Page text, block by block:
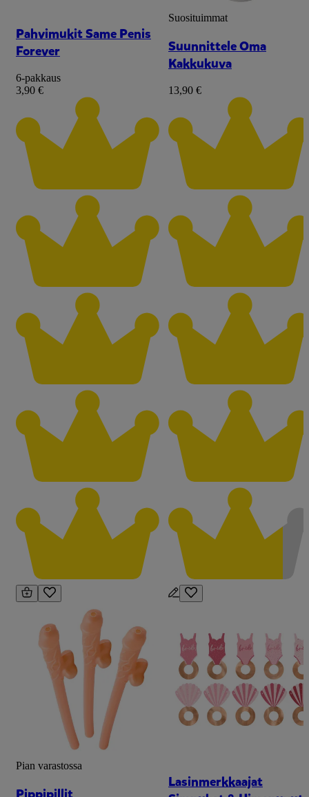
Pahvimukit Same Penis
Forever
6-pakkaus
3,90 €
Suosituimmat
Suunnittele Oma
Kakkukuva
13,90 €
Pian varastossa
Lasinmerkkaajat